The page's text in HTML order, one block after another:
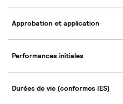
Approbation et application
Performances initiales
Durées de vie (conformes IES)